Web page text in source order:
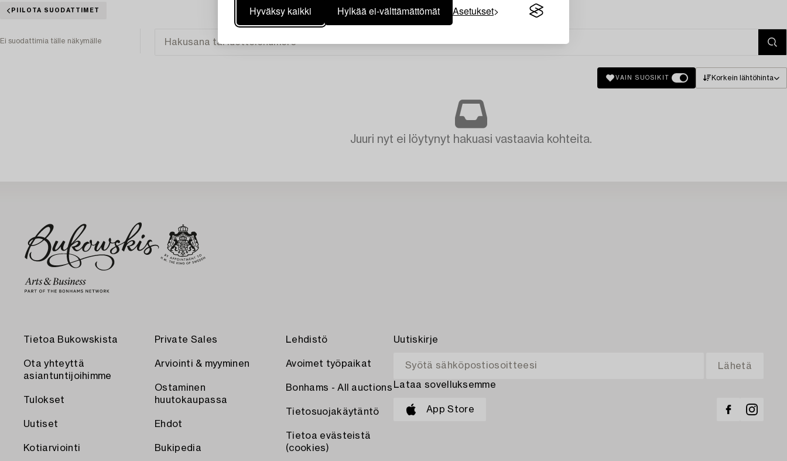
Hyväksy kaikki Hylkää ei-välttämättömät Asetukset
PIILOTA SUODATTIMET
Ei suodattimia tälle näkymälle
VAIN SUOSIKIT Korkein lähtöhinta
Juuri nyt ei löytynyt hakuasi vastaavia kohteita.
Tietoa Bukowskista
Ota yhteyttä
asiantuntijoihimme
Tulokset
Uutiset
Kotiarviointi
Private Sales
Arviointi & myyminen
Ostaminen
huutokaupassa
Ehdot
Bukipedia
Lehdistö
Avoimet työpaikat
Bonhams - All auctions
Tietosuojakäytäntö
Tietoa evästeistä
(cookies)
Uutiskirje
Lataa sovelluksemme
App Store